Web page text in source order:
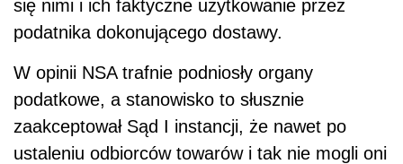
się nimi i ich faktyczne użytkowanie przez
podatnika dokonującego dostawy.
W opinii NSA trafnie podniosły organy
podatkowe, a stanowisko to słusznie
zaakceptował Sąd I instancji, że nawet po
ustaleniu odbiorców towarów i tak nie mogli oni